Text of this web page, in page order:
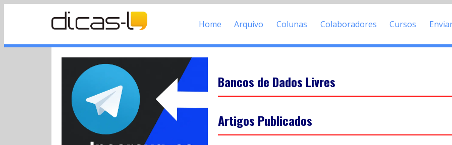
Home Arquivo Colunas Colaboradores Cursos
Bancos de Dados Livres
Artigos Publicados